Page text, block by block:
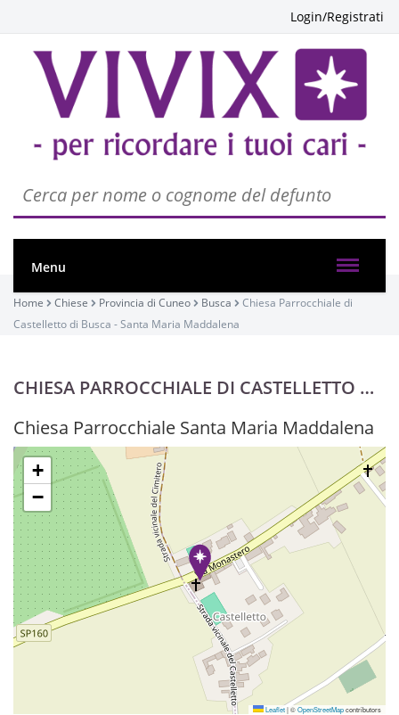
Login/Registrati
Menu
Home Chiese Provincia di Cuneo Busca
Chiesa Parrocchiale di
Castelletto di Busca - Santa Maria Maddalena
CHIESA PARROCCHIALE DI CASTELLETTO DI
Chiesa Parrocchiale Santa Maria Maddalena
+
−
Leaflet|©OpenStreetMapcontributors